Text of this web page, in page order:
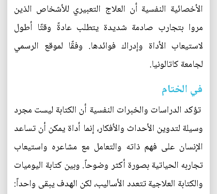
الأخصائية النفسية أن العلاج التعبيري للأشخاص الذين
مروا بتجارب صادمة شديدة يتطلب عادةً وقتًا أطول
لاستيعاب الأداة وإدراك فوائدها. وفقًا لموقع الرسمي
لجامعة كاتالونيا.
في الختام
تؤكد الدراسات والخبرات النفسية أن الكتابة ليست مجرد
وسيلة لتدوين الأحداث والأفكار، إنما أداة يمكن أن تساعد
الإنسان على فهم ذاته والتعامل مع مشاعره واستيعاب
تجاربه الحياتية بصورة أكثر وضوحاً. وبين كتابة اليوميات
والكتابة العلاجية تتعدد الأساليب، لكن الهدف يبقى واحداً: